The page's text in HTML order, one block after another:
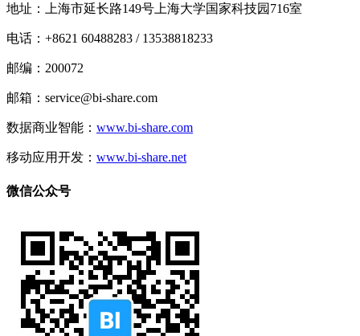
地址： 上海市延长路149号上海大学国家科技园716室
电话： +8621 60488283 / 13538818233
邮编： 200072
邮箱： service@bi-share.com
数据商业智能： www.bi-share.com
移动应用开发： www.bi-share.net
微信公众号